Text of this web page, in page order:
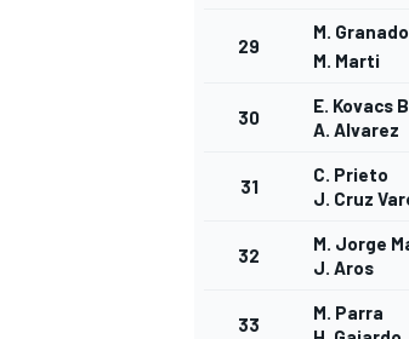
29
M.
M. Marti
30
E. Kovacs
A. Alvarez
31
C. Prieto
J. Cruz
32
M. Jorge
J. Aros
33
M. Parra